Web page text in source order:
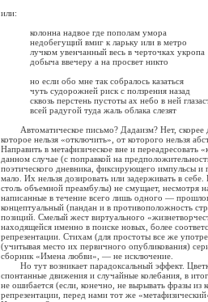
или:
колонна надвое где пополам умора
недобегущий вмиг к ларьку или в метро
лучком увенчанный весь в черточках укропа
добыча ввечеру а на просвет никто
но если обо мне так собралось казаться
чуть судорожней риск с ползрения назад
сквозь перстень пустоты ах небо в ней
всей радугой туда жаль облака слезят
Автоматическое письмо? Дадаизм? Нет, скорее
которое нельзя «отключить», от которого нельзя
Направить в метафизическое вне и переадресовать
данном случае (с поправкой на
поэтического дневника, фиксирующего импульсы
мало. Их нельзя дозировать или задерживать в
столь объемной преамбулы) не смущает, несмотря
написанные в течение всего лишь одного —
концептуальный (пандан и в противоположность
позиций. Смелый жест виртуального
находящейся именно в поиске новых, более
репрезентации. Стихам (для простоты все же
(учитывая место их первичного опубликования)
сборник «Имена любви», — не исключение.
Но тут возникает парадоксальный эффект.
спонтанные движения и случайные колебания, в
не ошибается (если, конечно, не вырывать фразы из
репрезентации, перед нами тот же